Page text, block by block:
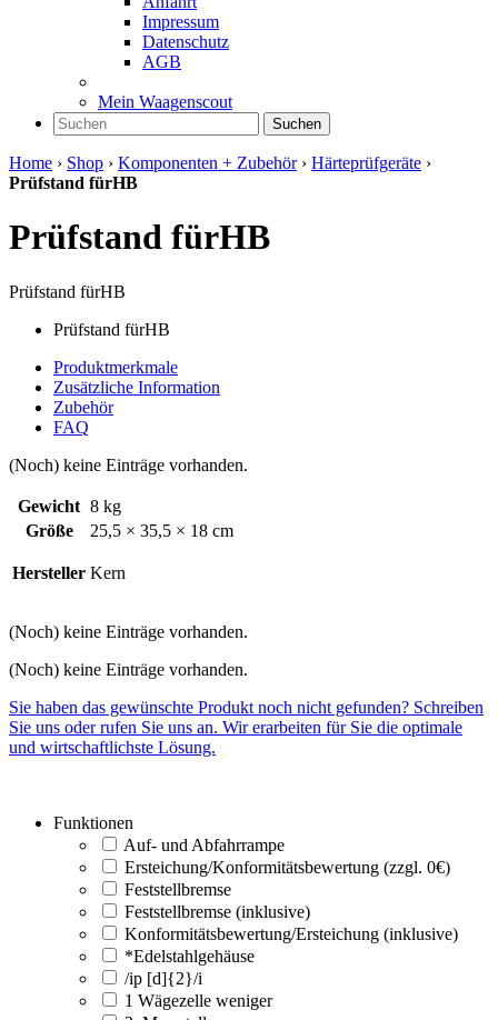
Impressum
Datenschutz
AGB
Mein Waagenscout
Suchen
Home › Shop › Komponenten + Zubehör› Härteprüfgeräte ›
Prüfstand fürHB
Prüfstand fürHB
Prüfstand fürHB
Prüfstand fürHB
Produktmerkmale
Zusätzliche Information
Zubehör
FAQ
(Noch) keine Einträge vorhanden.
Gewicht 8 kg
Größe
25,5 × 35,5 × 18 cm
Hersteller Kern
(Noch) keine Einträge vorhanden.
(Noch) keine Einträge vorhanden.
Sie haben das gewünschte Produkt noch nicht gefunden? Schreiben
Sie uns oder rufen Sie uns an. Wir erarbeiten für Sie die optimale
und wirtschaftlichste Lösung.
Funktionen
Auf- und Abfahrrampe
Ersteichung/Konformitätsbewertung (zzgl. 0€)
Feststellbremse
Feststellbremse (inklusive)
Konformitätsbewertung/Ersteichung (inklusive)
*Edelstahlgehäuse
/ip [d]{2}/i
1 Wägezelle weniger